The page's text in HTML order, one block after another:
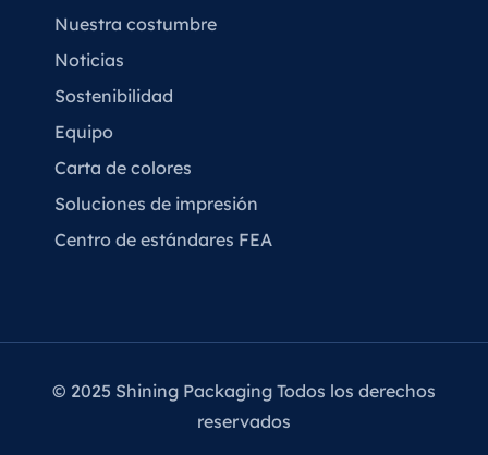
Nuestra costumbre
Noticias
Sostenibilidad
Equipo
Carta de colores
Soluciones de impresión
Centro de estándares FEA
© 2025 Shining Packaging Todos los derechos
reservados